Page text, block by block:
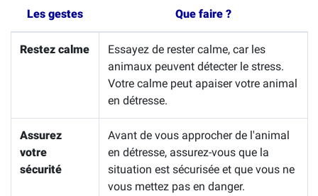
Les gestes Que faire ?
Restez calme
Essayez de rester calme, car les
animaux peuvent détecter le stress.
Votre calme peut apaiser votre animal
en détresse.
Assurez
votre
sécurité
Avant de vous approcher de l'animal
en détresse, assurez-vous que la
situation est sécurisée et que vous ne
vous mettez pas en danger.